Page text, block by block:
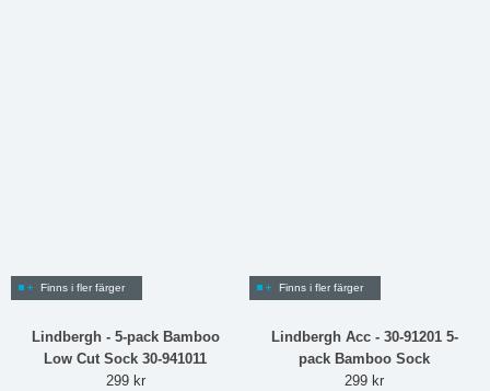
Finns i fler färger
Lindbergh - 5-pack Bamboo
Low Cut Sock 30-941011
299 kr
Finns i fler färger
Lindbergh Acc - 30-91201 5-
pack Bamboo Sock
299 kr